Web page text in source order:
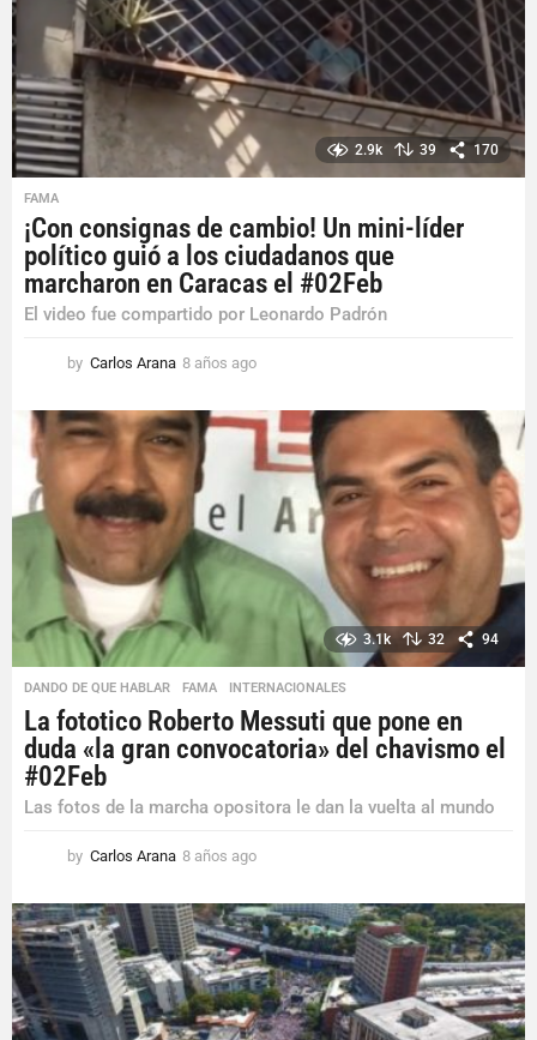
g
o
2.9k 39 170
FAMA
¡Con consignas de cambio! Un mini-líder
político guió a los ciudadanos que
marcharon en Caracas el #02Feb
El video fue compartido por Leonardo Padrón
by Carlos Arana 8 años ago
ñ
a
3.1k 32 94
DANDO DE QUE HABLAR ,FAMA INTERNACIONALES
La fototico Roberto Messuti que pone en
duda «la gran convocatoria» del chavismo el
#02Feb
Las fotos de la marcha opositora le dan la vuelta al mundo
by Carlos Arana 8 años ago
ñ
o
s
a
g
o